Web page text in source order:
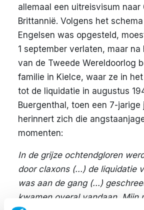
allemaal een uitreisvisum naar
Brittannië. Volgens het
Engelsen was opgesteld,
1 september verlaten, maar na
van de Tweede Wereldoorlog
familie in Kielce, waar ze in
tot de liquidatie in augustus
Buergenthal, toen een 7-jarige
herinnert zich die
momenten:
In de grijze ochtendgloren
door claxons (...) de liquidatie
was aan de gang (...)
kwamen overal vandaan. Mijn